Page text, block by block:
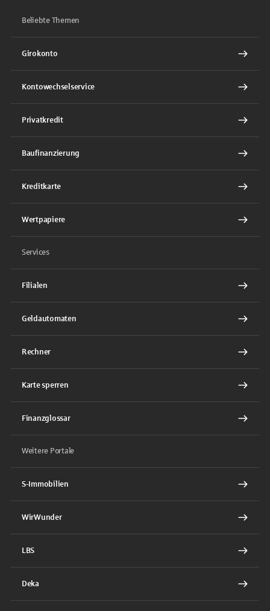
Beliebte Themen
Girokonto
Kontowechselservice
Privatkredit
Baufinanzierung
Kreditkarte
Wertpapiere
Services
Filialen
Geldautomaten
Rechner
Karte sperren
Finanzglossar
Weitere Portale
S-Immobilien
WirWunder
LBS
Deka